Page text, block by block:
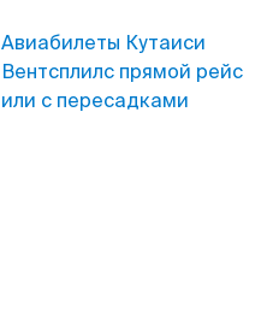
Авиабилеты Кутаиси
Вентсплилс прямой рейс
или с пересадками